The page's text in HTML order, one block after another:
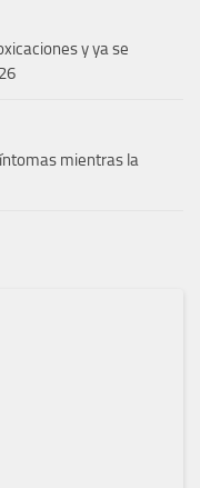
y ya se
mientras la